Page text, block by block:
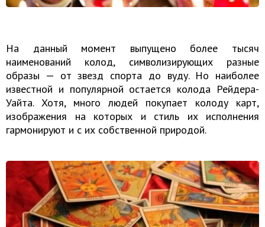
На данный момент выпущено более тысяч
наименований колод, символизирующих разные
образы — от звезд спорта до вуду. Но наиболее
известной и популярной остается колода Рейдера-
Уайта. Хотя, много людей покупает колоду карт,
изображения на которых и стиль их исполнения
гармонируют и с их собственной природой.